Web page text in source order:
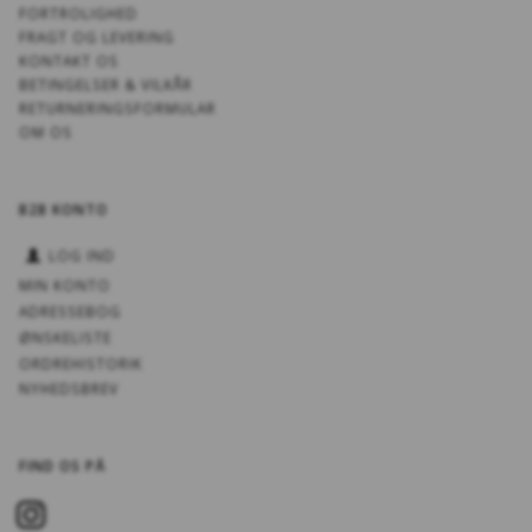
FORTROLIGHED
FRAGT OG LEVERING
KONTAKT OS
BETINGELSER & VILKÅR
RETURNERINGSFORMULAR
OM OS
B2B KONTO
LOG IND
MIN KONTO
ADRESSEBOG
ØNSKELISTE
ORDREHISTORIK
NYHEDSBREV
FIND OS PÅ